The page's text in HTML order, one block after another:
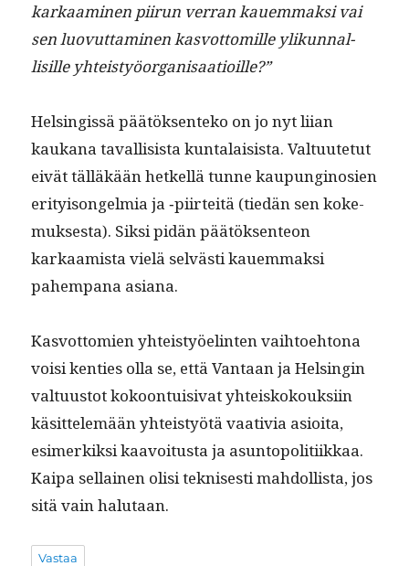
karkaami­nen piirun ver­ran kauem­mak­si vai
sen luovut­ta­mi­nen kasvot­tomille ylikun­nal­
lisille yhteistyöorganisaatioille?”
Helsingis­sä päätök­sen­teko on jo nyt liian
kaukana taval­li­sista kun­ta­lai­sista. Val­tu­ute­tut
eivät täl­läkään het­kel­lä tunne kaupungi­nosien
eri­ty­isongelmia ja ‑piirteitä (tiedän sen koke­
muk­ses­ta). Sik­si pidän päätök­sen­teon
karkaamista vielä selvästi kauem­mak­si
pahempana asiana.
Kasvot­tomien yhteistyöelin­ten vai­h­toe­htona
voisi ken­ties olla se, että Van­taan ja Helsin­gin
val­tu­us­tot kokoon­tu­isi­vat yhteiskok­ouk­si­in
käsit­telemään yhteistyötä vaa­tivia asioi­ta,
esimerkik­si kaavoitus­ta ja asun­topoli­ti­ikkaa.
Kaipa sel­l­ainen olisi teknis­es­ti mah­dol­lista, jos
sitä vain halutaan.
Vastaa